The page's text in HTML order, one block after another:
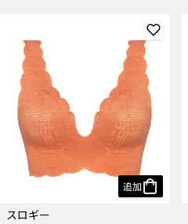
追加
スロギー